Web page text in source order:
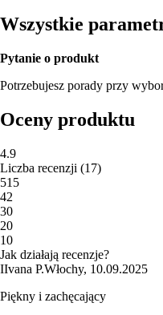
Wszystkie
Pytanie o produkt
Potrzebujesz porady przy
Oceny produktu
4.9
Liczba recenzji (17)
515
42
30
20
10
Jak działają recenzje?
IIvana P.Włochy, 10.09.2025
Piękny i zachęcający